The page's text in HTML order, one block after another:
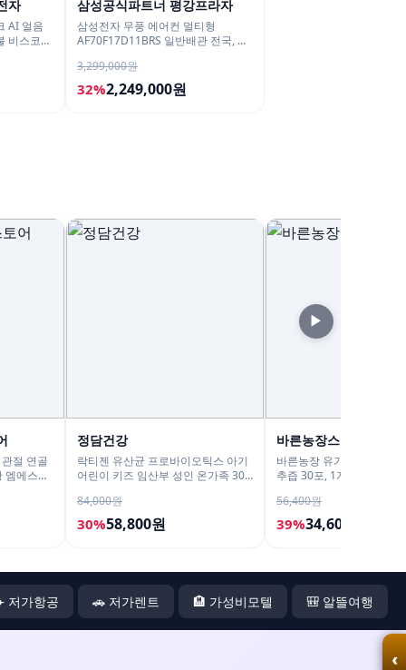
‹
자
AI 얼음
비스코프
삼성공식파트너 평강프라자
삼성전자 무풍 에어컨 멀티형
AF70F17D11BRS 일반배관 전국, 기
3,299,000원
32%2,249,000원
절 연골
엠에스엠
정담건강
락티젠 유산균 프로바이오틱스 아기
어린이 키즈 임산부 성인 온가족 30
84,000원
30%58,800원
바른농장스토어
바른농장 유기농 국산 브
추즙 30포, 1개
56,400원
39%34,600원
▶
저가항공 🚗 저가렌트 🏨 가성비모텔 🎒 알뜰여행